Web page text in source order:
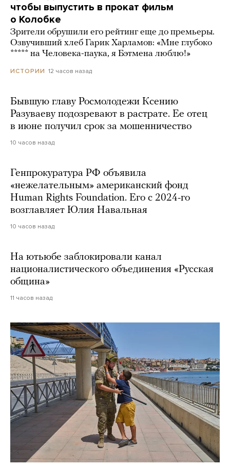
чтобы выпустить в прокат фильм
о Колобке
Зрители обрушили его рейтинг еще до премьеры.
Озвучивший хлеб Гарик Харламов: «Мне глубоко
***** на Человека-паука, я Бэтмена люблю!»
ИСТОРИИ 12 часов назад
Бывшую главу Росмолодежи Ксению
Разуваеву подозревают в растрате. Ее отец
в июне получил срок за мошенничество
10 часов назад
Генпрокуратура РФ объявила
«нежелательным» американский фонд
Human Rights Foundation. Его с 2024-го
возглавляет Юлия Навальная
10 часов назад
На ютьюбе заблокировали канал
националистического объединения «Русская
община»
11 часов назад